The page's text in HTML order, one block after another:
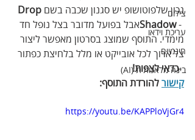
צילום
עריכת וידאו
חינמיים
בינה מלאכותית (AI)
‬נכון‭ ‬שלפוטושופ‭ ‬יש‭ ‬סגנון‭ ‬שכבה‭ ‬בשם‭
‬Drop
Shadow
- ‬כדאי‭ ‬לצפות‭!‬
קישור להורדת התוסף:
https://youtu.be/KAPPloVjGr4